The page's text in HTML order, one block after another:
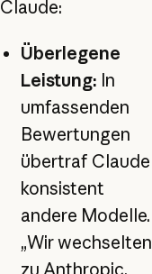
Claude:
Überlegene
Leistung: In
umfassenden
Bewertungen
übertraf Claude
konsistent
andere Modelle.
„Wir wechselten
zu Anthropic,